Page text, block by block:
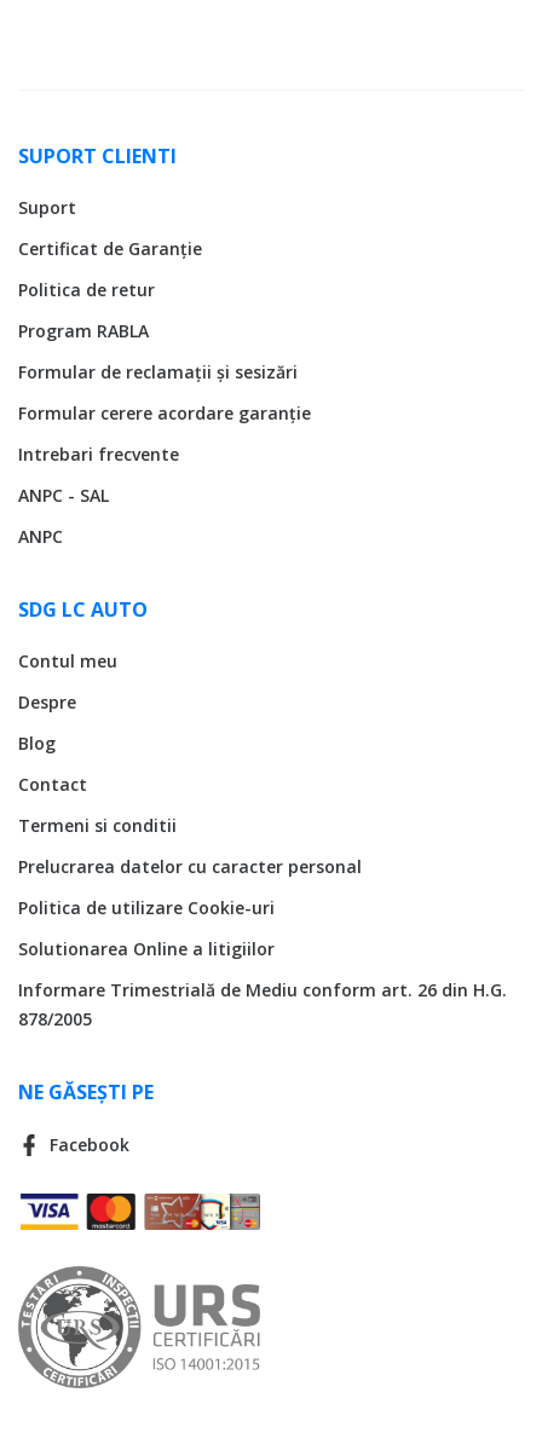
SUPORT CLIENTI
Suport
Certificat de Garanție
Politica de retur
Program RABLA
Formular de reclamații și sesizări
Formular cerere acordare garanție
Intrebari frecvente
ANPC - SAL
ANPC
SDG LC AUTO
Contul meu
Despre
Blog
Contact
Termeni si conditii
Prelucrarea datelor cu caracter personal
Politica de utilizare Cookie-uri
Solutionarea Online a litigiilor
Informare Trimestrială de Mediu conform art. 26 din H.G.
878/2005
NE GĂSEȘTI PE
Facebook